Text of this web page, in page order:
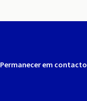
Permanecer em contacto